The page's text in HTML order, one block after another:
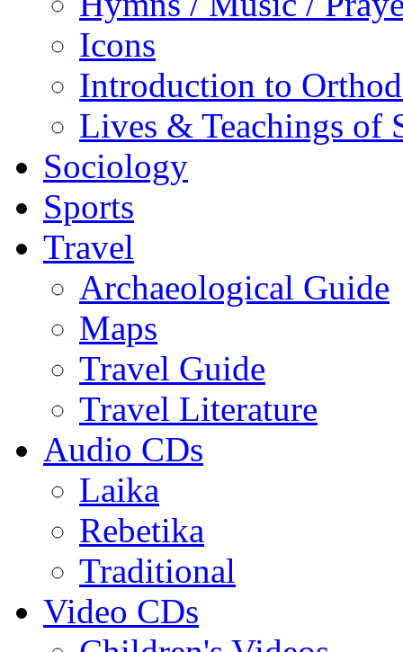
Icons
Introduction to
Lives & Teachings of
Sociology
Sports
Travel
Archaeological Guide
Maps
Travel Guide
Travel Literature
Audio CDs
Laika
Rebetika
Traditional
Video CDs